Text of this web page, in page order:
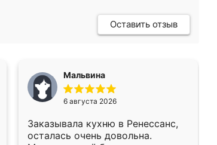
Оставить отзыв
Мальвина
6 августа 2026
Заказывала кухню в Ренессанс,
осталась очень довольна.